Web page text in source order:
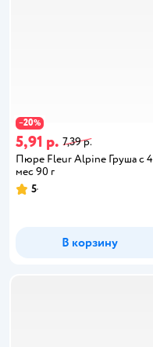
−20%
5,91 р. 7,39 р.
Пюре Fleur Alpine Груша с 4
мес 90 г
5
В корзину